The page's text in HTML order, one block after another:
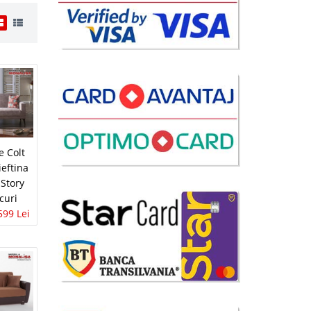
Lei
Lei
EXPUS
Colt
Lei